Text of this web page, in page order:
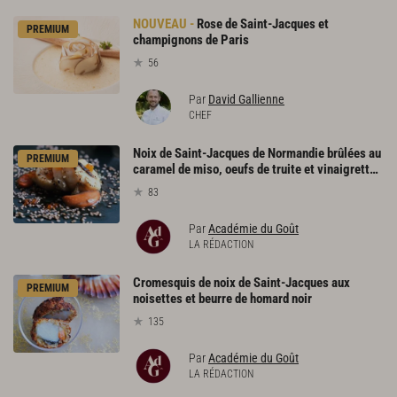
PREMIUM
Rose de Saint-Jacques et
champignons de Paris
56
Par David Gallienne
CHEF
PREMIUM
Noix de Saint-Jacques de Normandie brûlées au
caramel de miso, oeufs de truite et vinaigrette sésame
83
ParAcadémie du Goût
LA RÉDACTION
PREMIUM
Cromesquis de noix de Saint-Jacques aux
noisettes et beurre de homard noir
135
ParAcadémie du Goût
LA RÉDACTION